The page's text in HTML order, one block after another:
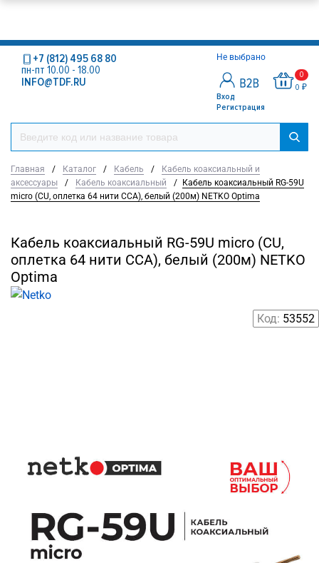
Не выбрано
Вход
Регистрация
0
0 ₽
+7 (812) 495 68 80
пн-пт 10.00 - 18.00
INFO@TDF.RU
Главная / Каталог / Кабель /
Кабель коаксиальный и
аксессуары
/ Кабель коаксиальный /
Кабель коаксиальный RG-59U
micro (CU, оплетка 64 нити CCA), белый (200м) NETKO Optima
Кабель коаксиальный RG-59U micro (CU,
оплетка 64 нити CCA), белый (200м) NETKO
Optima
Код: 53552